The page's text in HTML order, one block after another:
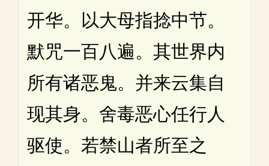
开华。以大母指捻中节。
默咒一百八遍。其世界内
所有诸恶鬼。并来云集自
现其身。舍毒恶心任行人
驱使。若禁山者所至之